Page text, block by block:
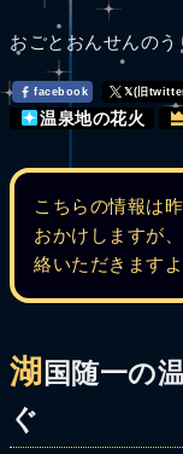
おごとおんせんの
facebook 𝕏(旧
温泉地の花火
こちらの情報は
おかけしますが
絡いただきます
湖 国随一の
ぐ